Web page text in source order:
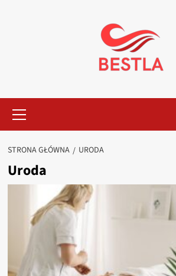
główne
STRONA GŁÓWNA URODA
Uroda